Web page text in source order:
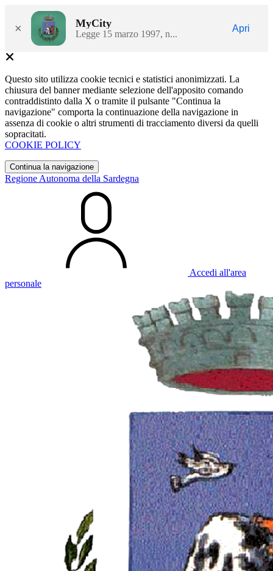
× MyCity
Legge 15 marzo 1997, n...
Apri
Questo sito utilizza cookie tecnici e statistici anonimizzati. La
chiusura del banner mediante selezione dell'apposito comando
contraddistinto dalla X o tramite il pulsante "Continua la
navigazione" comporta la continuazione della navigazione in
assenza di cookie o altri strumenti di tracciamento diversi da quelli
sopracitati.
COOKIE POLICY
Continua la navigazione
Regione Autonoma della Sardegna
Accedi all'area
personale